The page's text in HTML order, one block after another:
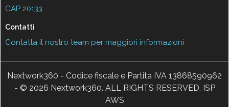
CAP 20133
Contatti
Contatta il nostro team per maggiori informazioni
Nextwork360 - Codice fiscale e Partita IVA 13868590962
- © 2026 Nextwork360. ALL RIGHTS RESERVED. ISP
AWS